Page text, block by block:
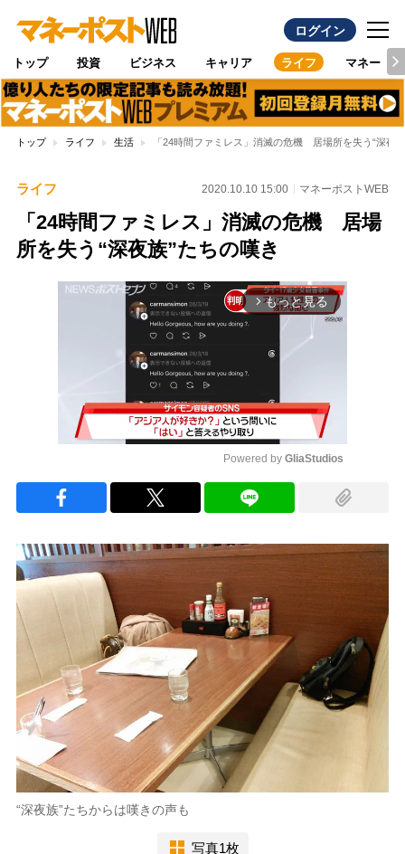
ログイン
トップ 投資 ビジネス キャリア ライフ マネー
トップ ライフ 生活 「24時間ファミレス」消滅の危機 居場所を失う“深夜
ライフ 2020.10.10 15:00 マネーポストWEB
「24時間ファミレス」消滅の危機 居場
所を失う“深夜族”たちの嘆き
arrow_forward_ios もっと見る
Powered by GliaStudios
“深夜族”たちからは嘆きの声も
写真1枚